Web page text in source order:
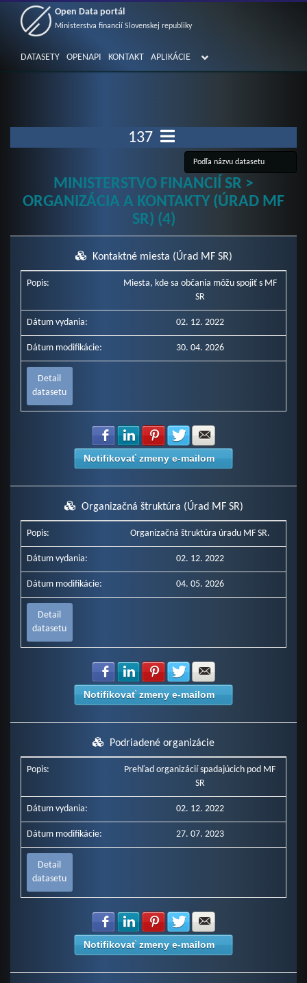
Open Data portál
Ministerstva financií Slovenskej republiky
DATASETY OPENAPI KONTAKT APLIKÁCIE
137
MINISTERSTVO FINANCIÍ SR >
ORGANIZÁCIA A KONTAKTY (ÚRAD MF
SR) (4)
Kontaktné miesta (Úrad MF SR)
Popis:
Miesta, kde sa občania môžu spojiť s MF
SR
Dátum vydania: 02. 12. 2022
Dátum modifikácie: 30. 04. 2026
Detail
datasetu
Zdielať na Facebook
Zdielať na LinkedIn
Zdielať na Pinterest
Zdielať na Twitter
Notifikovať zmeny e-mailom
Organizačná štruktúra (Úrad MF SR)
Popis: Organizačná štruktúra úradu MF SR.
Dátum vydania: 02. 12. 2022
Dátum modifikácie: 04. 05. 2026
Detail
datasetu
Zdielať na Facebook
Zdielať na LinkedIn
Zdielať na Pinterest
Zdielať na Twitter
Notifikovať zmeny e-mailom
Podriadené organizácie
Popis:
Prehľad organizácií spadajúcich pod MF
SR
Dátum vydania: 02. 12. 2022
Dátum modifikácie: 27. 07. 2023
Detail
datasetu
Zdielať na Facebook
Zdielať na LinkedIn
Zdielať na Pinterest
Zdielať na Twitter
Notifikovať zmeny e-mailom